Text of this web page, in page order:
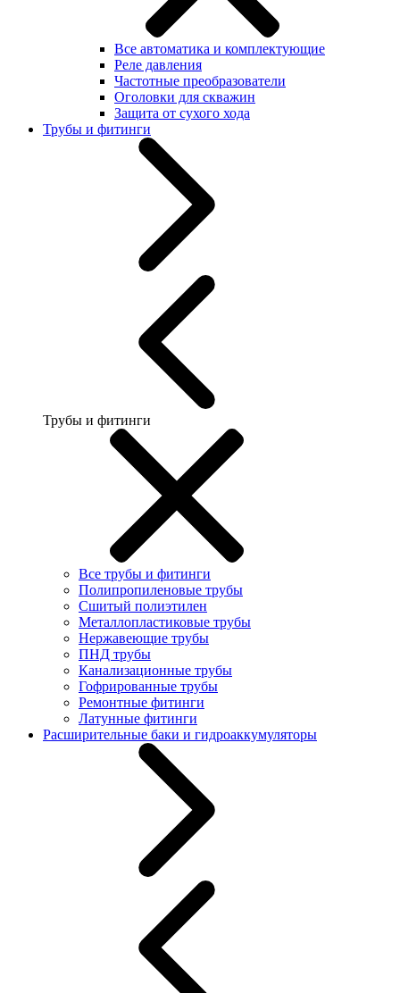
Все автоматика и комплектующие
Реле давления
Частотные преобразователи
Оголовки для скважин
Защита от сухого хода
Трубы и фитинги
Трубы и фитинги
Все трубы и фитинги
Полипропиленовые трубы
Сшитый полиэтилен
Металлопластиковые трубы
Нержавеющие трубы
ПНД трубы
Канализационные трубы
Гофрированные трубы
Ремонтные фитинги
Латунные фитинги
Расширительные баки и гидроаккумуляторы